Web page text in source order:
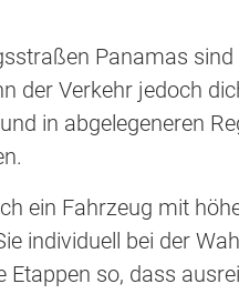
Panamas
der Verkehr jedoch
in abgelegeneren
ein Fahrzeug mit
individuell bei der
Etappen so, dass